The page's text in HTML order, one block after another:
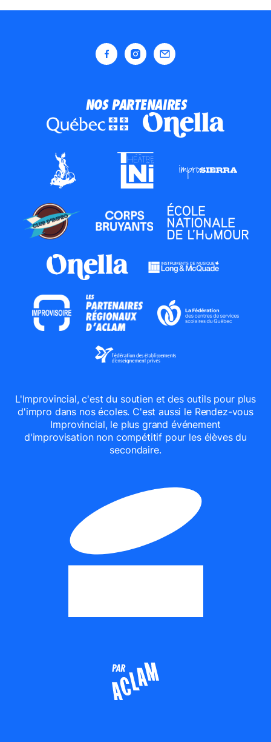
école participante? Ce comité est pour vous.
durée maximale de 90 minutes chacune. Votre
participation nous permettra de bâtir un
l’Improvincial!NOS PARTENAIRES
L'Improvincial, c'est du soutien et des outils pour plus
d'impro dans nos écoles. C'est aussi le Rendez-vous
Improvincial, le plus grand événement
d'improvisation non compétitif pour les élèves du
secondaire.